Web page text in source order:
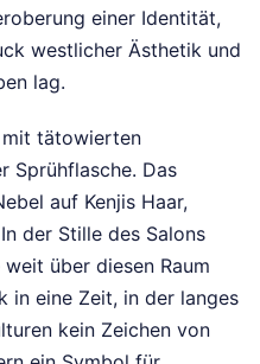
einer Identität,
westlicher Ästhetik und
lag.
mit tätowierten
Sprühflasche. Das
auf Kenjis Haar,
der Stille des Salons
über diesen Raum
in eine Zeit, in der langes
kein Zeichen von